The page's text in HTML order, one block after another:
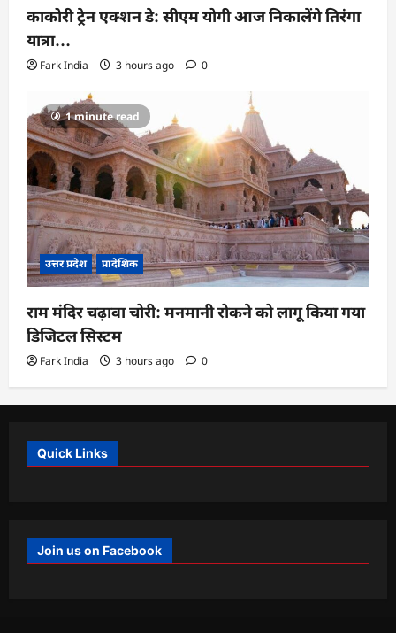
काकोरी ट्रेन एक्शन डे: सीएम योगी आज निकालेंगे तिरंगा
यात्रा…
Fark India 3 hours ago 0
1 minute read
उत्तर प्रदेश प्रादेशिक
राम मंदिर चढ़ावा चोरी: मनमानी रोकने को लागू किया गया
डिजिटल सिस्टम
Fark India 3 hours ago 0
Quick Links
Join us on Facebook